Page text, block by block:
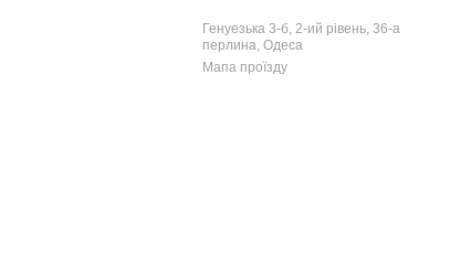
Генуезька 3-б, 2-ий рівень, 36-а
перлина, Одеса
Мапа проїзду